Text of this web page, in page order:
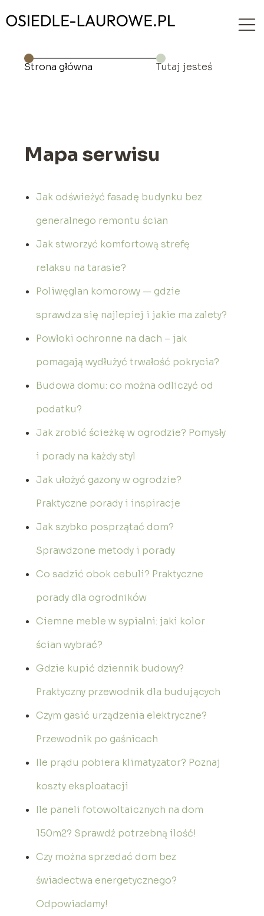
Strona główna Tutaj jesteś
Mapa serwisu
Jak odświeżyć fasadę budynku bez
generalnego remontu ścian
Jak stworzyć komfortową strefę
relaksu na tarasie?
Poliwęglan komorowy — gdzie
sprawdza się najlepiej i jakie ma zalety?
Powłoki ochronne na dach – jak
pomagają wydłużyć trwałość pokrycia?
Budowa domu: co można odliczyć od
podatku?
Jak zrobić ścieżkę w ogrodzie? Pomysły
i porady na każdy styl
Jak ułożyć gazony w ogrodzie?
Praktyczne porady i inspiracje
Jak szybko posprzątać dom?
Sprawdzone metody i porady
Co sadzić obok cebuli? Praktyczne
porady dla ogrodników
Ciemne meble w sypialni: jaki kolor
ścian wybrać?
Gdzie kupić dziennik budowy?
Praktyczny przewodnik dla budujących
Czym gasić urządzenia elektryczne?
Przewodnik po gaśnicach
Ile prądu pobiera klimatyzator? Poznaj
koszty eksploatacji
Ile paneli fotowoltaicznych na dom
150m2? Sprawdź potrzebną ilość!
Czy można sprzedać dom bez
świadectwa energetycznego?
Odpowiadamy!